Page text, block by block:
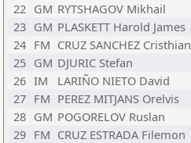
22 GM RYTSHAGOV Mikhail
23 GM PLASKETT Harold James
24 FM CRUZ SANCHEZ Cristhian
25 GM DJURIC Stefan
26 IM LARIÑO NIETO David
27 FM PEREZ MITJANS Orelvis
28 GM POGORELOV Ruslan
29 FM CRUZ ESTRADA Filemon